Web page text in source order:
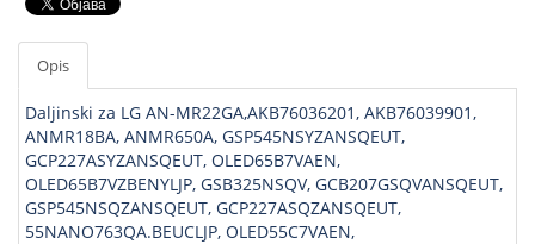
Opis
Daljinski za LG AN-MR22GA,AKB76036201, AKB76039901,
ANMR18BA, ANMR650A, GSP545NSYZANSQEUT,
GCP227ASYZANSQEUT, OLED65B7VAEN,
OLED65B7VZBENYLJP, GSB325NSQV, GCB207GSQVANSQEUT,
GSP545NSQZANSQEUT, GCP227ASQZANSQEUT,
55NANO763QA.BEUCLJP, OLED55C7VAEN,